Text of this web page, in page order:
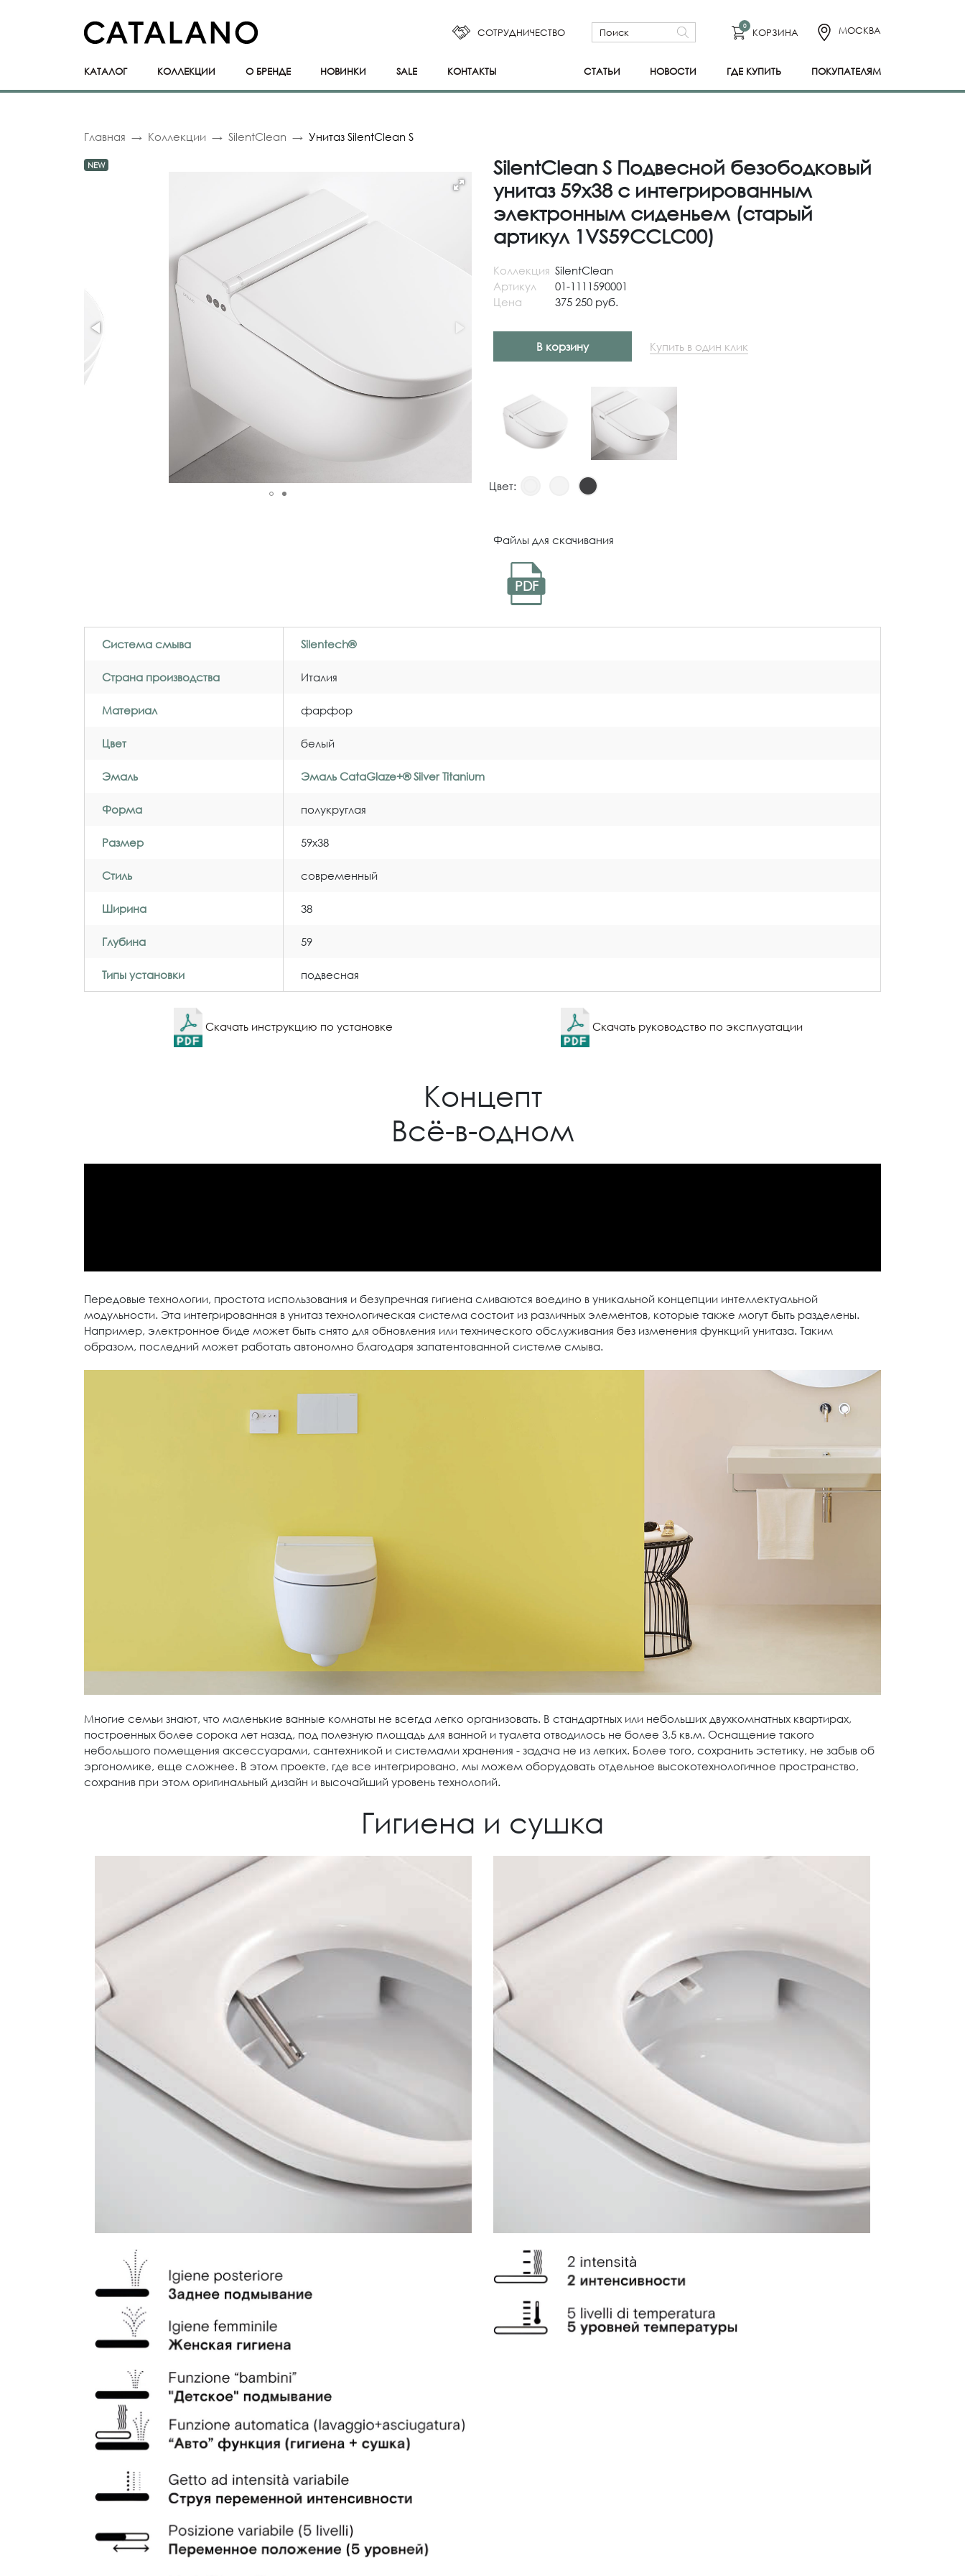
СОТРУДНИЧЕСТВО
0
КОРЗИНА МОСКВА
КАТАЛОГ КОЛЛЕКЦИИ О БРЕНДЕ НОВИНКИ SALE КОНТАКТЫ СТАТЬИ НОВОСТИ ГДЕ КУПИТЬ ПОКУПАТЕЛЯМ
Главная Коллекции SilentClean Унитаз SilentClean S
NEW
SilentClean S Подвесной безободковый
унитаз 59x38 с интегрированным
электронным сиденьем (старый
артикул 1VS59CCLC00)
Коллекция SilentClean
Артикул
01-1111590001
Цена
375 250 руб.
В корзину Купить в один клик
Цвет:
Файлы для скачивания
PDF
Система смыва Silentech®
Страна производства Италия
Материал фарфор
Цвет белый
Эмаль Эмаль CataGlaze+® Silver Titanium
Форма полукруглая
Размер 59x38
Стиль современный
Ширина 38
Глубина 59
Типы установки подвесная
Скачать инструкцию по установке Скачать руководство по эксплуатации
Концепт
Всё-в-одном
Передовые технологии, простота использования и безупречная гигиена сливаются воедино в уникальной концепции интеллектуальной
модульности. Эта интегрированная в унитаз технологическая система состоит из различных элементов, которые также могут быть разделены.
Например, электронное биде может быть снято для обновления или технического обслуживания без изменения функций унитаза. Таким
образом, последний может работать автономно благодаря запатентованной системе смыва.
Многие семьи знают, что маленькие ванные комнаты не всегда легко организовать. В стандартных или небольших двухкомнатных квартирах,
построенных более сорока лет назад, под полезную площадь для ванной и туалета отводилось не более 3,5 кв.м. Оснащение такого
небольшого помещения аксессуарами, сантехникой и системами хранения - задача не из легких. Более того, сохранить эстетику, не забыв об
эргономике, еще сложнее. В этом проекте, где все интегрировано, мы можем оборудовать отдельное высокотехнологичное пространство,
сохранив при этом оригинальный дизайн и высочайший уровень технологий.
Гигиена и сушка